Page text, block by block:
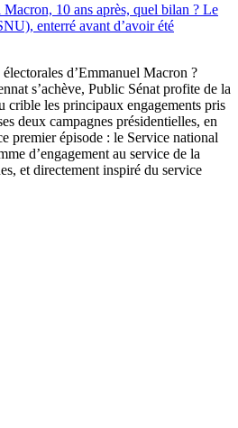
10 ans après, quel bilan ? Le
enterré avant d’avoir été
d’Emmanuel Macron ?
s’achève, Public Sénat profite de la
crible les principaux engagements pris
deux campagnes présidentielles, en
premier épisode : le Service national
d’engagement au service de la
et directement inspiré du service